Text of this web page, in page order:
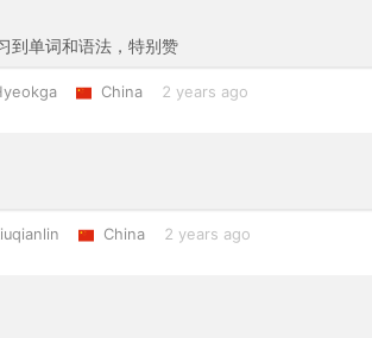
到单词和语法，特别赞
China 2 years ago
China 2 years ago